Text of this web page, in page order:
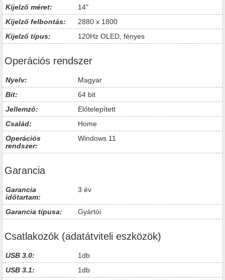
Kijelző méret:
14"
Kijelző felbontás:
2880 x 1800
Kijelző típus:
120Hz OLED, fényes
Operációs rendszer
Nyelv:
Magyar
Bit:
64 bit
Jellemző:
Előtelepített
Család:
Home
Operációs
rendszer:
Windows 11
Garancia
Garancia
időtartam:
3 év
Garancia típusa: Gyártói
Csatlakozók (adatátviteli eszközök)
USB 3.0:
1db
USB 3.1:
1db